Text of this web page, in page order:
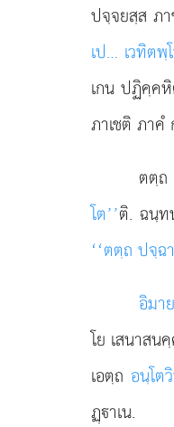
ปจฺจยสฺส ภ
เป… เวทิตพฺ
เกน ปฏิคฺค
ภาเชติ ภาคํ
ตตฺถ
โต’’ติ. ฉนฺ
‘‘ตตฺถ ปจฺฉ
อิมา
โย เสนาสน
เอตฺถ อนฺโต
ฏฺาเน.